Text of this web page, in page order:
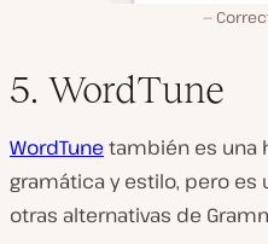
5. WordTune
WordTune también es una
gramática y estilo, pero es
otras alternativas de